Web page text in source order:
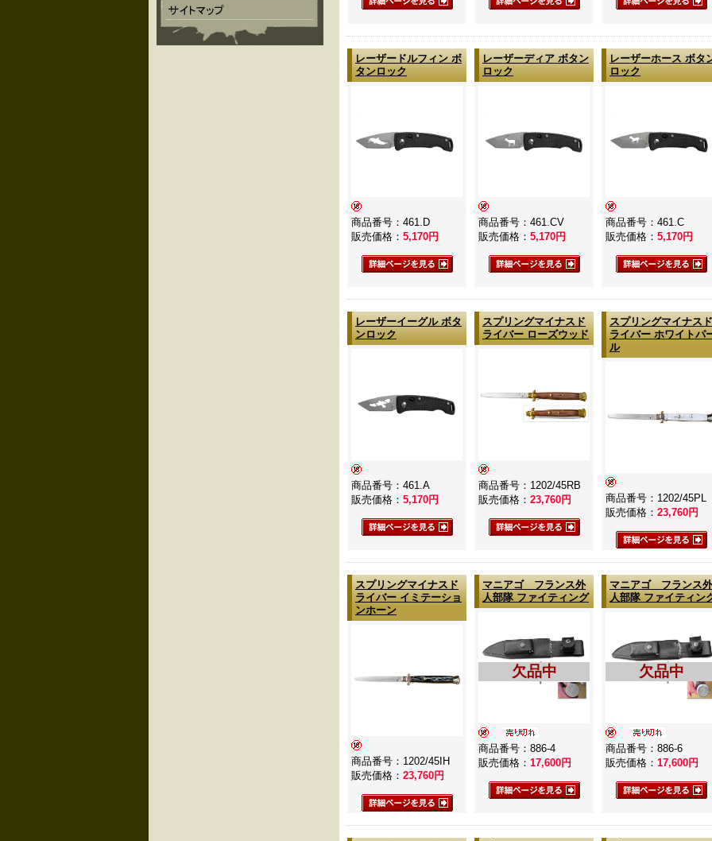
レーザードルフィン ボ
タンロック
商品番号：461.D
販売価格： 5,170円
レーザーディア ボタン
ロック
商品番号：461.CV
販売価格： 5,170円
レーザーホース ボタ
ロック
商品番号：461.C
販売価格： 5,170円
レーザーイーグル ボタ
ンロック
商品番号：461.A
販売価格： 5,170円
スプリングマイナスド
ライバー ローズウッド
商品番号：1202/45RB
販売価格： 23,760円
スプリングマイナスド
ライバー ホワイトパ
ル
商品番号：1202/45PL
販売価格： 23,760円
スプリングマイナスド
ライバー イミテーショ
ンホーン
商品番号：1202/45IH
販売価格： 23,760円
マニアゴ フランス外
人部隊 ファイティング
欠品中
商品番号：886-4
販売価格： 17,600円
マニアゴ フランス外
人部隊 ファイティン
欠品中
商品番号：886-6
販売価格： 17,600円